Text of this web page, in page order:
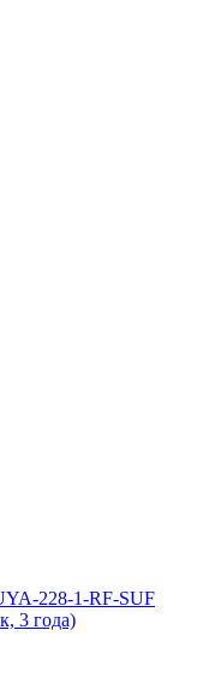
228-1-RF-SUF
3 года)